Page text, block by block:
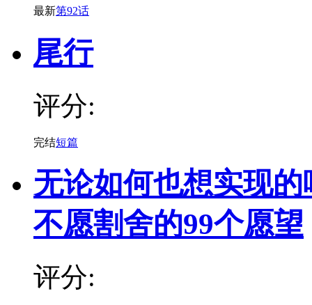
最新第92话
尾行
评分:
完结短篇
无论如何也想实现
不愿割舍的99个愿望
评分: